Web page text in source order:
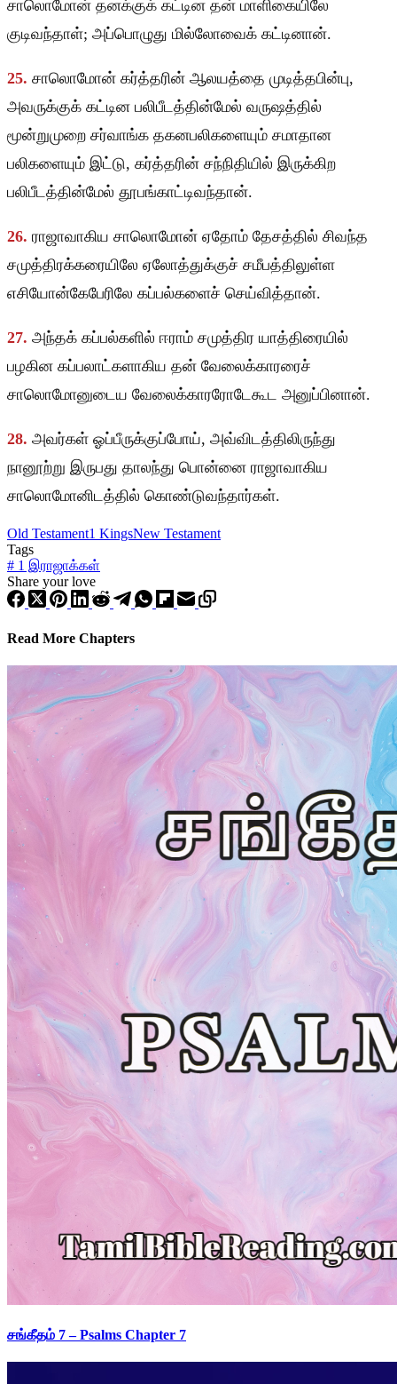
சாலொமோன் தனக்குக் கட்டின தன் மாளிகையிலே
குடிவந்தாள்; அப்பொழுது மில்லோவைக் கட்டினான்.
25. சாலொமோன் கர்த்தரின் ஆலயத்தை முடித்தபின்பு,
அவருக்குக் கட்டின பலிபீடத்தின்மேல் வருஷத்தில்
மூன்றுமுறை சர்வாங்க தகனபலிகளையும் சமாதான
பலிகளையும் இட்டு, கர்த்தரின் சந்நிதியில் இருக்கிற
பலிபீடத்தின்மேல் தூபங்காட்டிவந்தான்.
26. ராஜாவாகிய சாலொமோன் ஏதோம் தேசத்தில் சிவந்த
சமுத்திரக்கரையிலே ஏலோத்துக்குச் சமீபத்திலுள்ள
எசியோன்கேபேரிலே கப்பல்களைச் செய்வித்தான்.
27. அந்தக் கப்பல்களில் ஈராம் சமுத்திர யாத்திரையில்
பழகின கப்பலாட்களாகிய தன் வேலைக்காரரைச்
சாலொமோனுடைய வேலைக்காரரோடேகூட அனுப்பினான்.
28. அவர்கள் ஓப்பீருக்குப்போய், அவ்விடத்திலிருந்து
நானூற்று இருபது தாலந்து பொன்னை ராஜாவாகிய
சாலொமோனிடத்தில் கொண்டுவந்தார்கள்.
Old Testament1 KingsNew Testament
Tags
# 1 இராஜாக்கள்
Share your love
Read More Chapters
சங்கீதம் 7 – Psalms Chapter 7